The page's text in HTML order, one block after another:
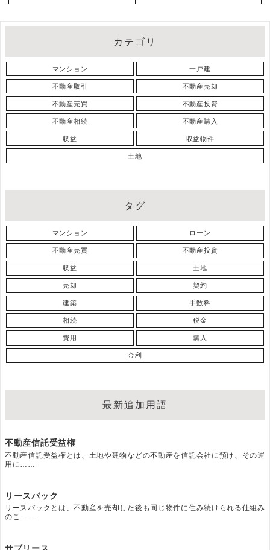
カテゴリ
マンション 一戸建
不動産取引 不動産売却
不動産売買 不動産投資
不動産相続 不動産購入
収益 収益物件
土地
タグ
マンション ローン
不動産売買 不動産投資
収益 土地
売却 契約
建築 手数料
相続 税金
費用 購入
金利
最新追加用語
不動産信託受益権
不動産信託受益権とは、土地や建物などの不動産を信託会社に預け、その運
用に……
リースバック
リースバックとは、不動産を売却した後も同じ物件に住み続けられる仕組み
のこ……
サブリース